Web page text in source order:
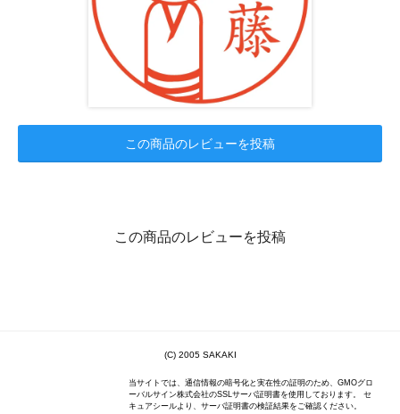
この商品のレビューを投稿
この商品のレビューを投稿
(C) 2005 SAKAKI
当サイトでは、通信情報の暗号化と実在性の証明のため、GMOグロ
ーバルサイン株式会社のSSLサーバ証明書を使用しております。 セ
キュアシールより、サーバ証明書の検証結果をご確認ください。